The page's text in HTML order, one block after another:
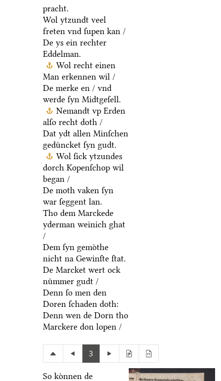
pracht.
Wol ytzundt veel
freten vnd ſupen kan /
De ys ein rechter
Eddelman.
Wol recht einen
Man erkennen wil /
De merke en / vnd
werde ſyn Midtgeſell.
Nemandt vp Erden
alſo recht doth /
Dat ydt allen Minſchen
geduͤncket ſyn gudt.
Wol ſick ytzundes
dorch Kopenſchop wil
began /
De moth vaken ſyn
war ſeggent lan.
Tho dem Marckede
yderman weinich ghat
/
Dem ſyn gemoͤthe
nicht na Gewinſte ſtat.
De Marcket wert ock
nuͤmmer gudt /
Denn ſo men den
Doren ſchaden doth:
Denn wen de Dorn tho
Marckere don lopen /
3
So koͤnnen de